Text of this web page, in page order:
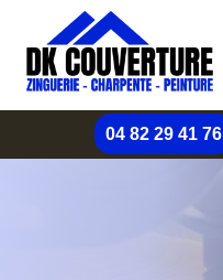
04 82 29 41 76